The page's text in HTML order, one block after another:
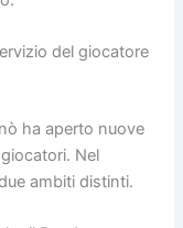
del giocatore
ha aperto nuove
Nel
ambiti distinti.